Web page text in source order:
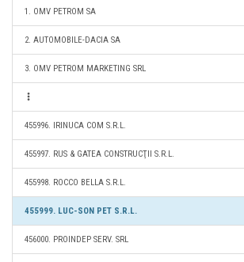
1. OMV PETROM SA
2. AUTOMOBILE-DACIA SA
3. OMV PETROM MARKETING SRL
455996. IRINUCA COM S.R.L.
455997. RUS & GATEA CONSTRUCŢII S.R.L.
455998. ROCCO BELLA S.R.L.
455999. LUC-SON PET S.R.L.
456000. PROINDEP SERV. SRL